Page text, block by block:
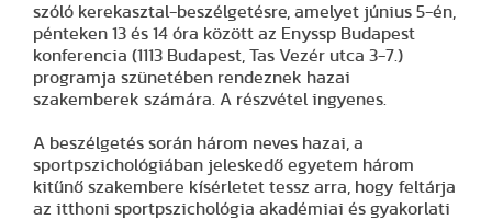
szóló kerekasztal-beszélgetésre, amelyet június 5-én,
pénteken 13 és 14 óra között az Enyssp Budapest
konferencia (1113 Budapest, Tas Vezér utca 3-7.)
programja szünetében rendeznek hazai
szakemberek számára. A részvétel ingyenes.
A beszélgetés során három neves hazai, a
sportpszichológiában jeleskedő egyetem három
kitűnő szakembere kísérletet tessz arra, hogy feltárja
az itthoni sportpszichológia akadémiai és gyakorlati